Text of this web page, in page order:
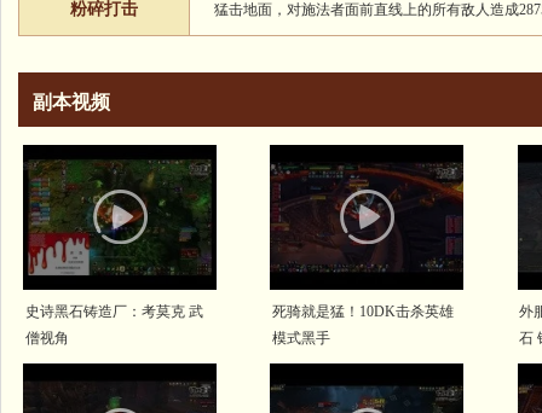
粉碎打击 猛击地面，对施法者面前直线上的所有敌人造成
副本视频
史诗黑石铸造厂：考莫克 武
僧视角
死骑就是猛！10DK击杀英雄
模式黑手
外
石